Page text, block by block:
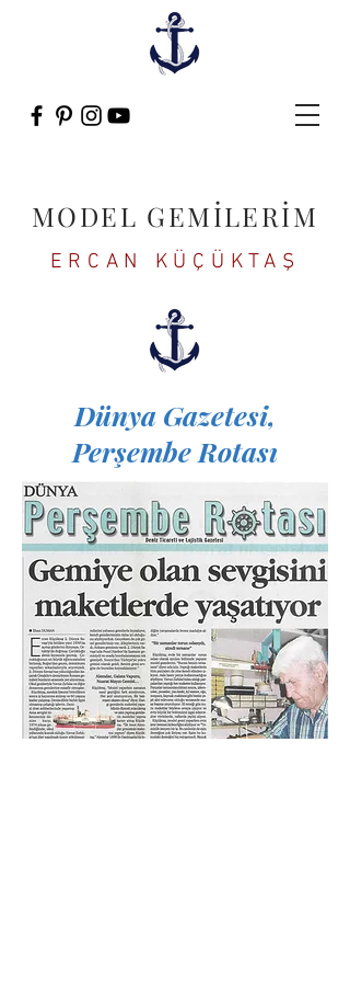
MODEL GEMİLERİM
ERCAN KÜÇÜKTAŞ
Dünya Gazetesi,
Perşembe Rotası